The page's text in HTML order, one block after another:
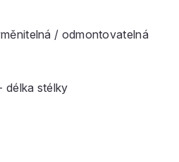
/ odmontovatelná
délka stélky